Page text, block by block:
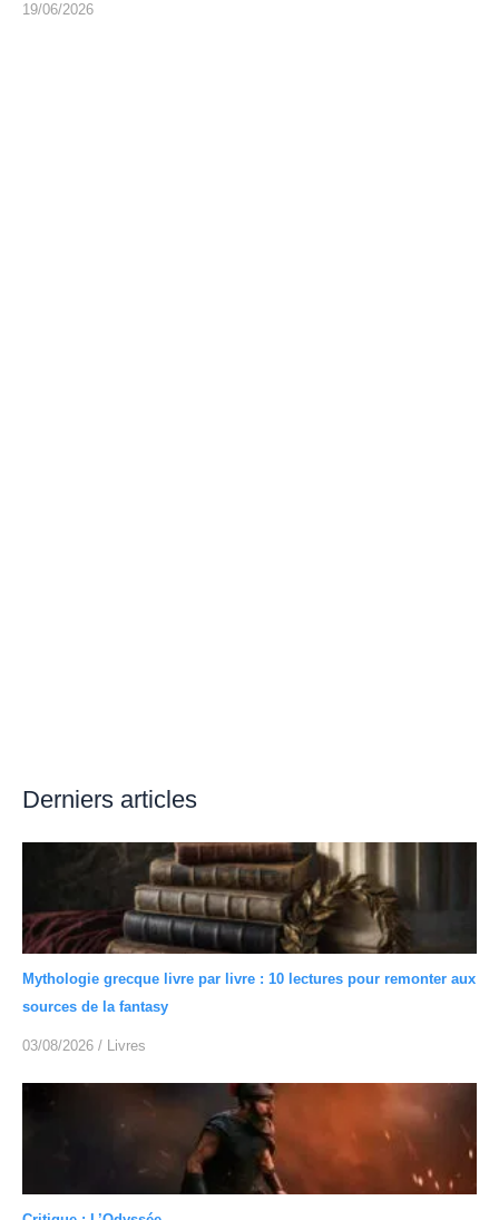
19/06/2026
Derniers articles
Mythologie grecque livre par livre : 10 lectures pour remonter aux
sources de la fantasy
03/08/2026 / Livres